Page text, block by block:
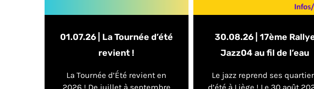
01.07.26 | La Tournée d’été
revient !
La Tournée d’Été revient en
30.08.26 | 17ème
Jazz04 au fil de l’eau
Le jazz reprend ses